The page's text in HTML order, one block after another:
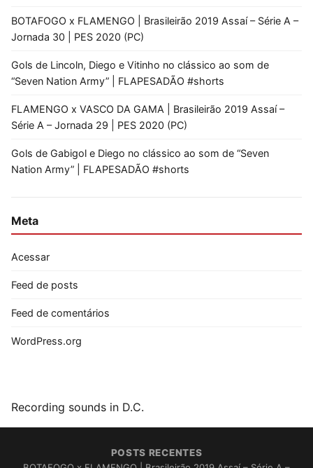
BOTAFOGO x FLAMENGO | Brasileirão 2019 Assaí – Série A –
Jornada 30 | PES 2020 (PC)
Gols de Lincoln, Diego e Vitinho no clássico ao som de
“Seven Nation Army” | FLAPESADÃO #shorts
FLAMENGO x VASCO DA GAMA | Brasileirão 2019 Assaí –
Série A – Jornada 29 | PES 2020 (PC)
Gols de Gabigol e Diego no clássico ao som de “Seven
Nation Army” | FLAPESADÃO #shorts
Meta
Acessar
Feed de posts
Feed de comentários
WordPress.org
Recording sounds in D.C.
POSTS RECENTES